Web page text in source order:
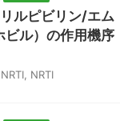
ルピビリン/エム
ビル）の作用機序
NRTI